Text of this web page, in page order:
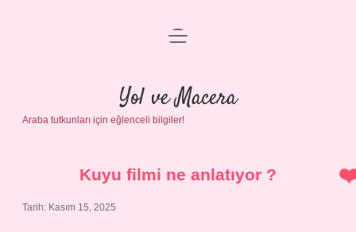
Anasayfa
Gizlilik Politikası
Yasal Uyarı
menüyü
Yol ve Macera
Araba tutkunları için eğlenceli bilgiler!
Kuyu filmi ne anlatıyor ?
Tarih: Kasım 15, 2025